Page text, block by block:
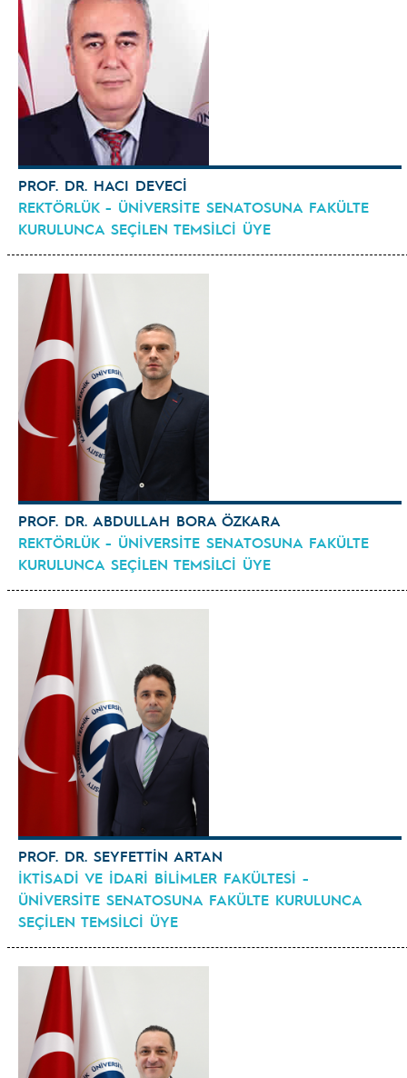
PROF. DR. HACI DEVECİ
REKTÖRLÜK - ÜNİVERSİTE SENATOSUNA FAKÜLTE
KURULUNCA SEÇİLEN TEMSİLCİ ÜYE
PROF. DR. ABDULLAH BORA ÖZKARA
REKTÖRLÜK - ÜNİVERSİTE SENATOSUNA FAKÜLTE
KURULUNCA SEÇİLEN TEMSİLCİ ÜYE
PROF. DR. SEYFETTİN ARTAN
İKTİSADİ VE İDARİ BİLİMLER FAKÜLTESİ -
ÜNİVERSİTE SENATOSUNA FAKÜLTE KURULUNCA
SEÇİLEN TEMSİLCİ ÜYE